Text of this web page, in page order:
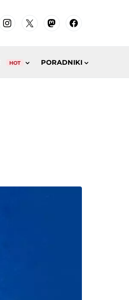
HOT PORADNIKI